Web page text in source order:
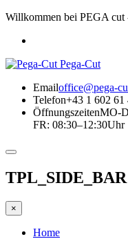
Willkommen bei PEGA cut
Pega-Cut
Emailoffice@pega-
Telefon+43 1 602 61
ÖffnungszeitenMO-
FR: 08:30–12:30Uhr
TPL_SIDE_BAR
×
Home